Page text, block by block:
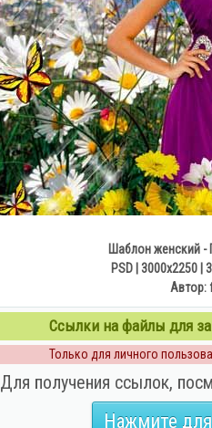
Шаблон женский -
PSD | 3000x2250 |
Автор:
Ссылки на файлы для
Только для личного
Для получения ссылок,
Нажмите